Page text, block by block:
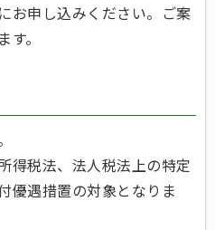
お申し込みください。ご案
。
得税法、法人税法上の特定
優遇措置の対象となりま